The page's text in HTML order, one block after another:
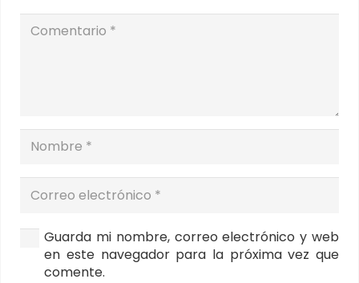
Guarda mi nombre, correo electrónico y web
en este navegador para la próxima vez que
comente.